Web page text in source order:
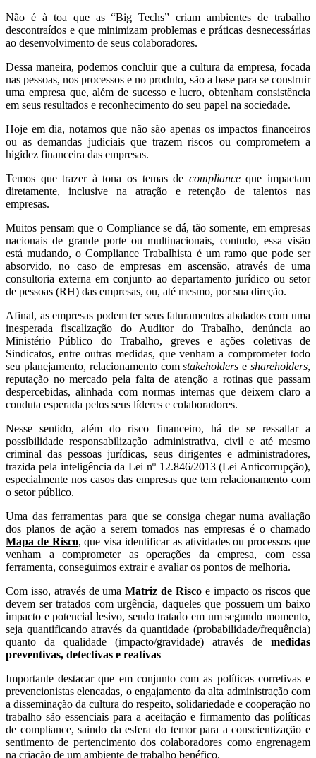
Não é à toa que as “Big Techs” criam ambientes de trabalho
descontraídos e que minimizam problemas e práticas desnecessárias
ao desenvolvimento de seus colaboradores.
Dessa maneira, podemos concluir que a cultura da empresa, focada
nas pessoas, nos processos e no produto, são a base para se construir
uma empresa que, além de sucesso e lucro, obtenham consistência
em seus resultados e reconhecimento do seu papel na sociedade.
Hoje em dia, notamos que não são apenas os impactos financeiros
ou as demandas judiciais que trazem riscos ou comprometem a
higidez financeira das empresas.
Temos que trazer à tona os temas de complianceque impactam
diretamente, inclusive na atração e retenção de talentos nas
empresas.
Muitos pensam que o Compliance se dá, tão somente, em empresas
nacionais de grande porte ou multinacionais, contudo, essa visão
está mudando, o Compliance Trabalhista é um ramo que pode ser
absorvido, no caso de empresas em ascensão, através de uma
consultoria externa em conjunto ao departamento jurídico ou setor
de pessoas (RH) das empresas, ou, até mesmo, por sua direção.
Afinal, as empresas podem ter seus faturamentos abalados com uma
inesperada fiscalização do Auditor do Trabalho, denúncia ao
Ministério Público do Trabalho, greves e ações coletivas de
Sindicatos, entre outras medidas, que venham a comprometer todo
seu planejamento, relacionamento comstakeholders eshareholders,
reputação no mercado pela falta de atenção a rotinas que passam
despercebidas, alinhada com normas internas que deixem claro a
conduta esperada pelos seus líderes e colaboradores.
Nesse sentido, além do risco financeiro, há de se ressaltar a
possibilidade responsabilização administrativa, civil e até mesmo
criminal das pessoas jurídicas, seus dirigentes e administradores,
trazida pela inteligência da Lei nº 12.846/2013 (Lei Anticorrupção),
especialmente nos casos das empresas que tem relacionamento com
o setor público.
Uma das ferramentas para que se consiga chegar numa avaliação
dos planos de ação a serem tomados nas empresas é o chamado
Mapa de Risco, que visa identificar as atividades ou processos que
venham a comprometer as operações da empresa, com essa
ferramenta, conseguimos extrair e avaliar os pontos de melhoria.
Com isso, através de umaMatriz de Riscoe impacto os riscos que
devem ser tratados com urgência, daqueles que possuem um baixo
impacto e potencial lesivo, sendo tratado em um segundo momento,
seja quantificando através da quantidade (probabilidade/frequência)
quanto da qualidade (impacto/gravidade) através de medidas
preventivas, detectivas e reativas
Importante destacar que em conjunto com as políticas corretivas e
prevencionistas elencadas, o engajamento da alta administração com
a disseminação da cultura do respeito, solidariedade e cooperação no
trabalho são essenciais para a aceitação e firmamento das políticas
de compliance, saindo da esfera do temor para a conscientização e
sentimento de pertencimento dos colaboradores como engrenagem
na criação de um ambiente de trabalho benéfico.